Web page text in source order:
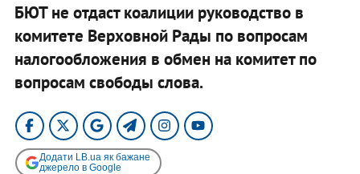
БЮТ не отдаст коалиции руководство в
комитете Верховной Рады по вопросам
налогообложения в обмен на комитет по
вопросам свободы слова.
Додати LB.ua як бажане
джерело в Google